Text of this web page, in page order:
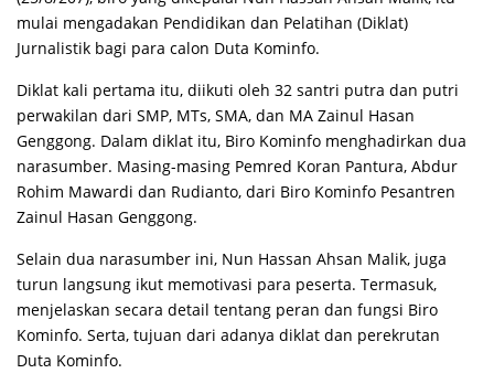
mulai mengadakan Pendidikan dan Pelatihan (Diklat)
Jurnalistik bagi para calon Duta Kominfo.
Diklat kali pertama itu, diikuti oleh 32 santri putra dan putri
perwakilan dari SMP, MTs, SMA, dan MA Zainul Hasan
Genggong. Dalam diklat itu, Biro Kominfo menghadirkan dua
narasumber. Masing-masing Pemred Koran Pantura, Abdur
Rohim Mawardi dan Rudianto, dari Biro Kominfo Pesantren
Zainul Hasan Genggong.
Selain dua narasumber ini, Nun Hassan Ahsan Malik, juga
turun langsung ikut memotivasi para peserta. Termasuk,
menjelaskan secara detail tentang peran dan fungsi Biro
Kominfo. Serta, tujuan dari adanya diklat dan perekrutan
Duta Kominfo.